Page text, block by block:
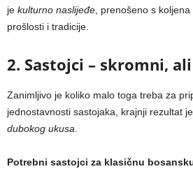
je kulturno naslijeđe , prenošeno s
prošlosti i tradicije.
2. Sastojci – skromni,
Zanimljivo je koliko malo toga treba za
jednostavnosti sastojaka, krajnji rezultat je
dubokog ukusa
Potrebni sastojci za klasičnu